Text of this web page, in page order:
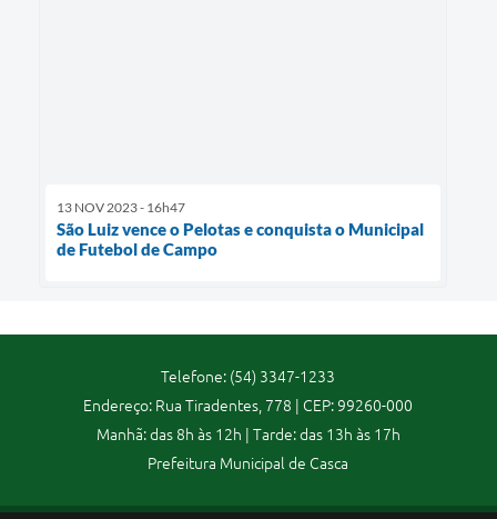
13 NOV 2023 - 16h47
São Luiz vence o Pelotas e conquista o Municipal
de Futebol de Campo
Telefone: (54) 3347-1233
Endereço: Rua Tiradentes, 778 | CEP: 99260-000
Manhã: das 8h às 12h | Tarde: das 13h às 17h
Prefeitura Municipal de Casca